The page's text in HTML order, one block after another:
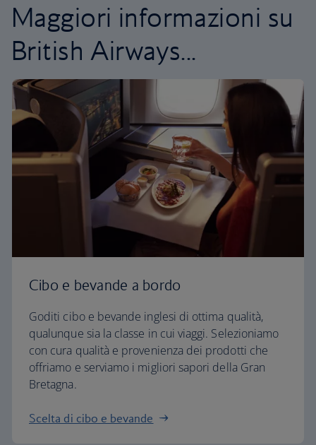
Maggiori informazioni su
British Airways...
Cibo e bevande a bordo
Goditi cibo e bevande inglesi di ottima qualità,
qualunque sia la classe in cui viaggi. Selezioniamo
con cura qualità e provenienza dei prodotti che
offriamo e serviamo i migliori sapori della Gran
Bretagna.
Scelta di cibo e bevande